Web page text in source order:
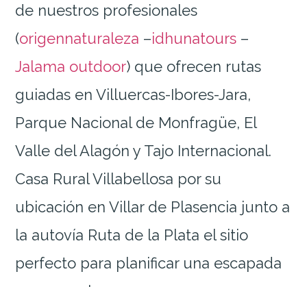
de nuestros profesionales
(origennaturaleza –idhunatours –
Jalama outdoor) que ofrecen rutas
guiadas en Villuercas-Ibores-Jara,
Parque Nacional de Monfragüe, El
Valle del Alagón y Tajo Internacional.
Casa Rural Villabellosa por su
ubicación en Villar de Plasencia junto a
la autovía Ruta de la Plata el sitio
perfecto para planificar una escapada